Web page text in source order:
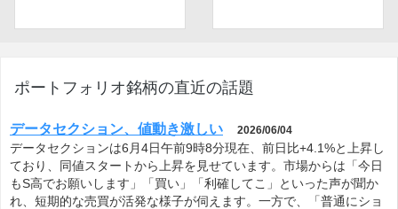
ポートフォリオ銘柄の直近の話題
データセクション、値動き激しい 2026/06/04
データセクションは6月4日午前9時8分現在、前日比+4.1%と上昇し
ており、同値スタートから上昇を見せています。市場からは「今日
もS高でお願いします」「買い」「利確してこ」といった声が聞か
れ、短期的な売買が活発な様子が伺えます。一方で、「普通にショ